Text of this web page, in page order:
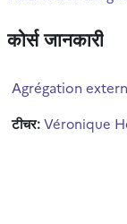
कोर्स जानकारी
Agrégation
टीचर:Véronique